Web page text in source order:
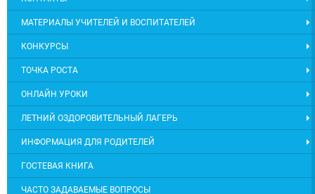
МАТЕРИАЛЫ УЧИТЕЛЕЙ И ВОСПИТАТЕЛЕЙ
КОНКУРСЫ
ТОЧКА РОСТА
ОНЛАЙН УРОКИ
ЛЕТНИЙ ОЗДОРОВИТЕЛЬНЫЙ ЛАГЕРЬ
ИНФОРМАЦИЯ ДЛЯ РОДИТЕЛЕЙ
ГОСТЕВАЯ КНИГА
ЧАСТО ЗАДАВАЕМЫЕ ВОПРОСЫ